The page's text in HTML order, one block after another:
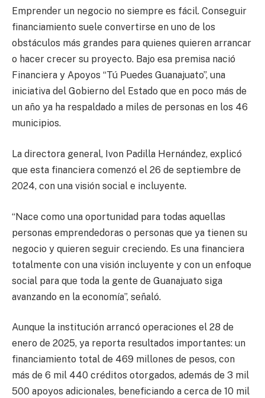
Emprender un negocio no siempre es fácil. Conseguir
financiamiento suele convertirse en uno de los
obstáculos más grandes para quienes quieren arrancar
o hacer crecer su proyecto. Bajo esa premisa nació
Financiera y Apoyos “Tú Puedes Guanajuato”, una
iniciativa del Gobierno del Estado que en poco más de
un año ya ha respaldado a miles de personas en los 46
municipios.
La directora general, Ivon Padilla Hernández, explicó
que esta financiera comenzó el 26 de septiembre de
2024, con una visión social e incluyente.
“Nace como una oportunidad para todas aquellas
personas emprendedoras o personas que ya tienen su
negocio y quieren seguir creciendo. Es una financiera
totalmente con una visión incluyente y con un enfoque
social para que toda la gente de Guanajuato siga
avanzando en la economía”, señaló.
Aunque la institución arrancó operaciones el 28 de
enero de 2025, ya reporta resultados importantes: un
financiamiento total de 469 millones de pesos, con
más de 6 mil 440 créditos otorgados, además de 3 mil
500 apoyos adicionales, beneficiando a cerca de 10 mil